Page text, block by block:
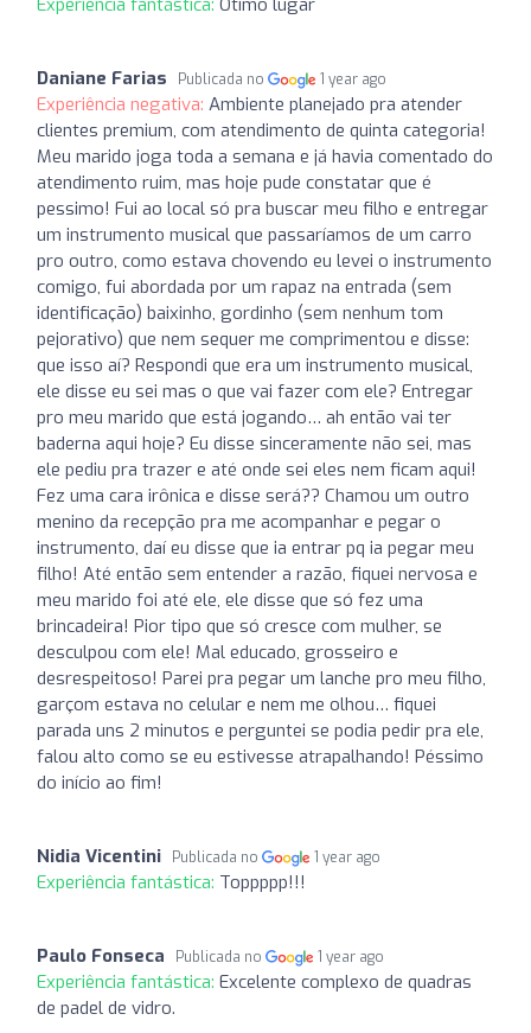
Daniane Farias Publicada no 1 year ago
Experiência negativa: Ambiente planejado pra atender
clientes premium, com atendimento de quinta categoria!
Meu marido joga toda a semana e já havia comentado do
atendimento ruim, mas hoje pude constatar que é
pessimo! Fui ao local só pra buscar meu filho e entregar
um instrumento musical que passaríamos de um carro
pro outro, como estava chovendo eu levei o instrumento
comigo, fui abordada por um rapaz na entrada (sem
identificação) baixinho, gordinho (sem nenhum tom
pejorativo) que nem sequer me comprimentou e disse:
que isso aí? Respondi que era um instrumento musical,
ele disse eu sei mas o que vai fazer com ele? Entregar
pro meu marido que está jogando… ah então vai ter
baderna aqui hoje? Eu disse sinceramente não sei, mas
ele pediu pra trazer e até onde sei eles nem ficam aqui!
Fez uma cara irônica e disse será?? Chamou um outro
menino da recepção pra me acompanhar e pegar o
instrumento, daí eu disse que ia entrar pq ia pegar meu
filho! Até então sem entender a razão, fiquei nervosa e
meu marido foi até ele, ele disse que só fez uma
brincadeira! Pior tipo que só cresce com mulher, se
desculpou com ele! Mal educado, grosseiro e
desrespeitoso! Parei pra pegar um lanche pro meu filho,
garçom estava no celular e nem me olhou… fiquei
parada uns 2 minutos e perguntei se podia pedir pra ele,
falou alto como se eu estivesse atrapalhando! Péssimo
do início ao fim!
Nidia Vicentini Publicada no 1 year ago
Experiência fantástica: Toppppp!!!
Paulo Fonseca Publicada no 1 year ago
Experiência fantástica: Excelente complexo de quadras
de padel de vidro.